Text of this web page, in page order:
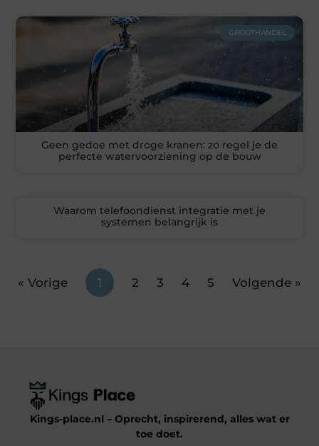
GROOTHANDEL
Geen gedoe met droge kranen: zo regel je de
perfecte watervoorziening op de bouw
Waarom telefoondienst integratie met je
systemen belangrijk is
« Vorige 1 2 3 4 5 Volgende »
Kings-place.nl – Oprecht, inspirerend, alles wat er
toe doet.